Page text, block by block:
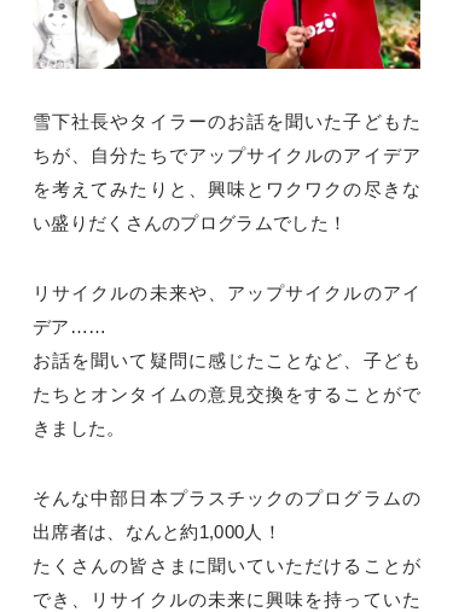
雪下社長やタイラーのお話を聞いた子どもた
ちが、自分たちでアップサイクルのアイデア
を考えてみたりと、興味とワクワクの尽きな
い盛りだくさんのプログラムでした！
リサイクルの未来や、アップサイクルのアイ
デア……
お話を聞いて疑問に感じたことなど、子ども
たちとオンタイムの意見交換をすることがで
きました。
そんな中部日本プラスチックのプログラムの
出席者は、なんと約1,000人！
たくさんの皆さまに聞いていただけることが
でき、リサイクルの未来に興味を持っていた